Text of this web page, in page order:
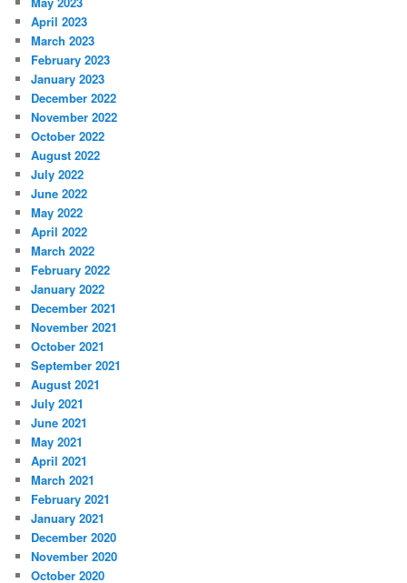
April 2023
March 2023
February 2023
January 2023
December 2022
November 2022
October 2022
August 2022
July 2022
June 2022
May 2022
April 2022
March 2022
February 2022
January 2022
December 2021
November 2021
October 2021
September 2021
August 2021
July 2021
June 2021
May 2021
April 2021
March 2021
February 2021
January 2021
December 2020
November 2020
October 2020